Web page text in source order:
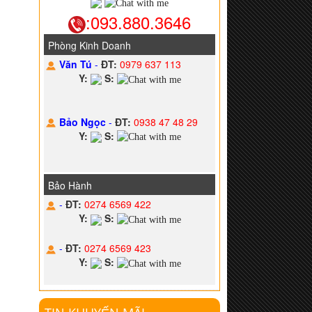
:093.880.3646
Phòng Kinh Doanh
Văn Tú-ĐT: 0979 637 113
Y:
S:
Bảo Ngọc-ĐT: 0938 47 48 29
Y:
S:
Bảo Hành
-ĐT: 0274 6569 422
Y:
S:
-ĐT: 0274 6569 423
Y:
S: